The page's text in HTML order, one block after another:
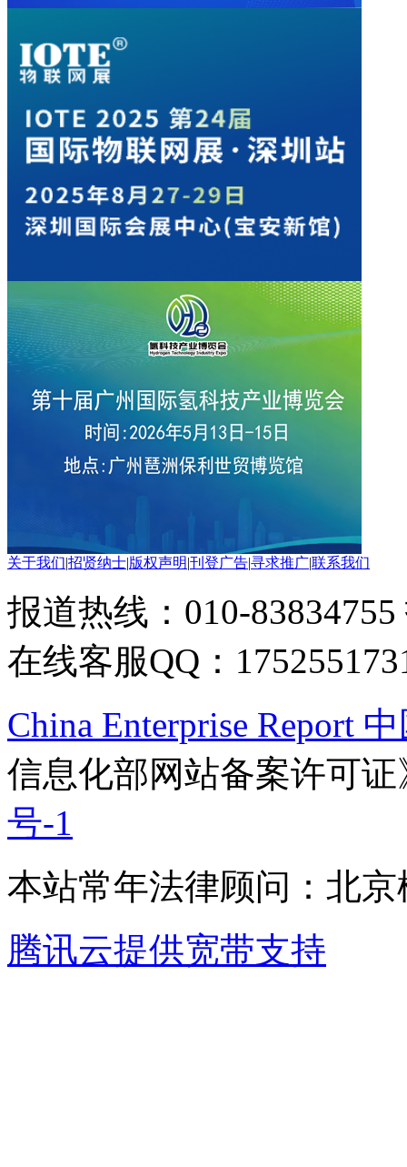
关于我们|招贤纳士|版权声明|刊登广告|寻求推广|联系我们
报道热线：010-83834755
在线客服QQ：
China Enterprise Report
信息化部网站备案许可
号-1
本站常年法律顾问：北
腾讯云提供宽带支持